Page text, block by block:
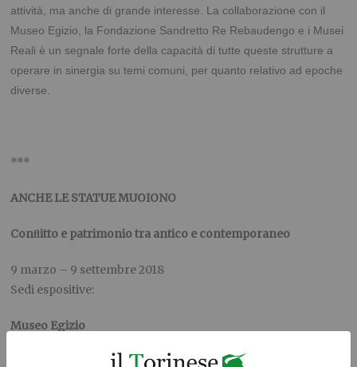
attività, ma anche di grande interesse. La collaborazione con il
Museo Egizio, la Fondazione Sandretto Re Rebaudengo e i Musei
Reali è un segnale forte della capacità di tutte queste strutture a
operare in sinergia su temi comuni, per quanto relativo ad epoche
diverse.
***
ANCHE LE STATUE MUOIONO
Conﬂitto e patrimonio tra antico e contemporaneo
9 marzo – 9 settembre 2018
Sedi espositive:
Museo Egizio
Fondazione Sandretto Re Rebaudengo(chiude il 29 maggio